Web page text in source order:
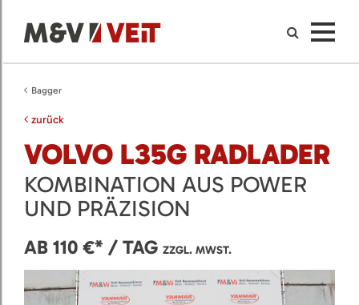
Bagger
zurück
VOLVO L35G RADLADER
KOMBINATION AUS POWER
UND PRÄZISION
AB 110 €* / TAG ZZGL. MWST.